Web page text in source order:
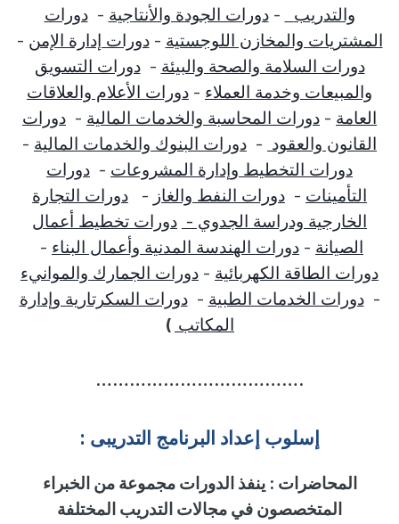
والتدريب - دورات الجودة والأنتاجية-
دورات
المشتريات والمخازن اللوجستية- دورات إدارة الإمن-
دورات السلامة والصحة والبيئة-
دورات التسويق
والمبيعات وخدمة العملاء- دورات الأعلام والعلاقات
العامة- دورات المحاسبة والخدمات المالية-
دورات
القانون والعقود - دورات البنوك والخدمات المالية-
دورات التخطيط وإدارة المشروعات-
دورات
التأمينات- دورات النفط والغاز -
دورات التجارة
الخارجية ودراسة الجدوي - دورات تخطيط أعمال
الصيانة- دورات الهندسة المدنية وأعمال البناء-
دورات الطاقة الكهربائية- دورات الجمارك والموانيء
-
دورات الخدمات الطبية-
دورات السكرتارية وإدارة
المكاتب )
……………………………….
إسلوب عداد البرنامج التدريبى :
المحاضرات: ينفذ الدورات مجموعة من الخبراء
المتخصصون في مجالات التدريب المختلفة